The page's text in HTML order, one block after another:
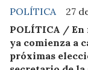
POLÍTICA
27
POLÍTICA / En
ya comienza a
próximas